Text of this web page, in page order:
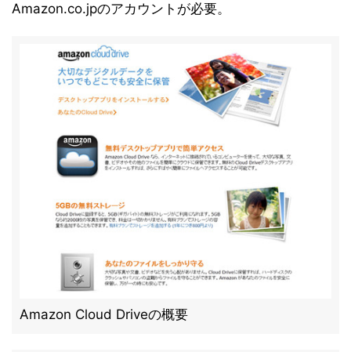
Amazon.co.jpのアカウントが必要。
Amazon Cloud Driveの概要